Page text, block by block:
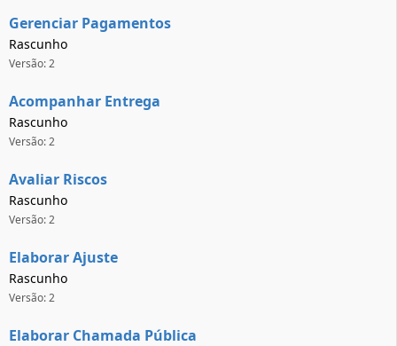
Gerenciar Pagamentos
Rascunho
Versão: 2
Acompanhar Entrega
Rascunho
Versão: 2
Avaliar Riscos
Rascunho
Versão: 2
Elaborar Ajuste
Rascunho
Versão: 2
Elaborar Chamada Pública